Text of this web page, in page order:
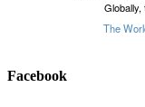
Facebook